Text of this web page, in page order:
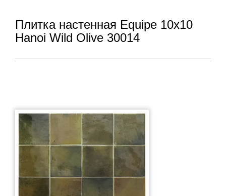
Плитка настенная Equipe 10x10
Hanoi Wild Olive 30014